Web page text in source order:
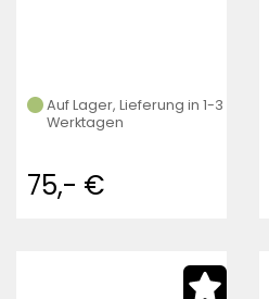
Auf Lager, Lieferung in 1-3
Werktagen
75,- €